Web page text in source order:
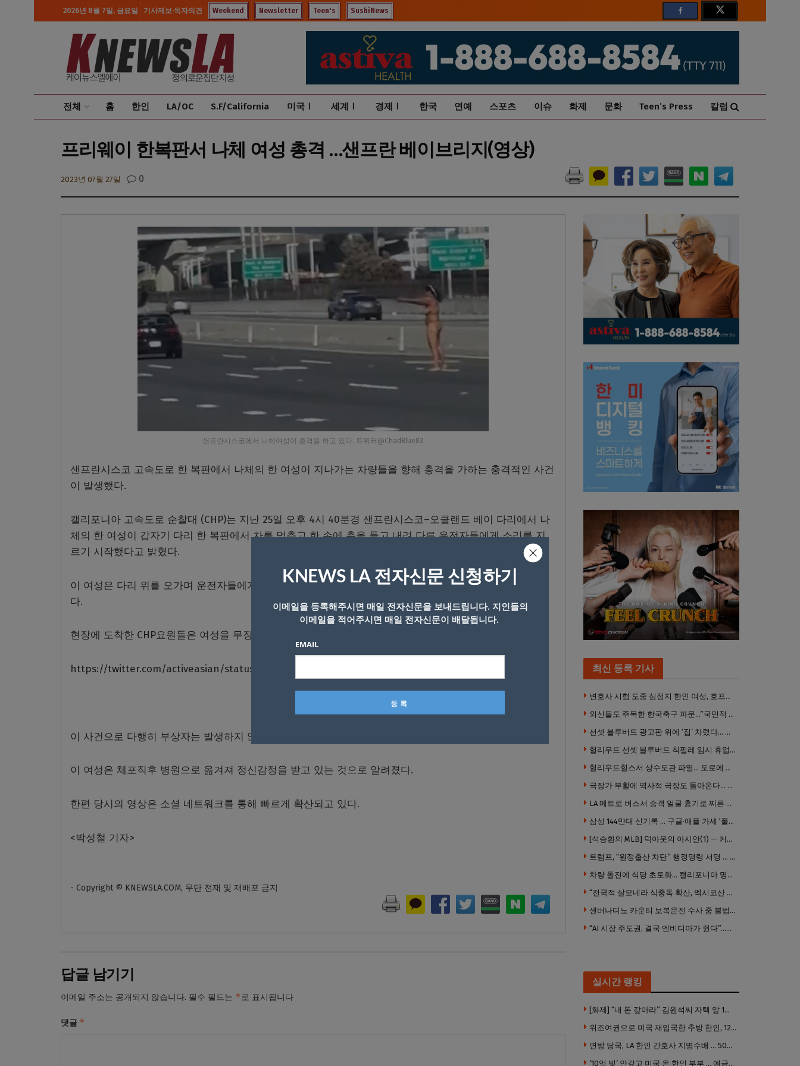
2026년 8월 7일, 금요일 기사제보·독자의견 Weekend Newsletter Teen's SushiNews
전체 홈 한인 LA/OC S.F/California 미국Ⅰ 세계Ⅰ 경제Ⅰ 한국 연예 스포츠 이슈 화제 문화 Teen’s Press 칼럼
프리웨이 한복판서 나체 여성 총격 …샌프란 베이브리지(영상)
2023년 07월 27일 0
샌프란시스코에서 나체여성이 총격을 하고 있다. 트위터@ChadBlue83
샌프란시스코 고속도로 한 복판에서 나체의 한 여성이 지나가는 차량들을 향해 총격을 가하는 충격적인 사건
이 발생했다.
캘리포니아 고속도로 순찰대 (CHP)는 지난 25일 오후 4시 40분경 샌프란시스코–오클랜드 베이 다리에서 나
체의 한 여성이 갑자기 다리 한 복판에서 차를 멈추고 한 손에 총을 들고 내려 다른 운전자들에게 소리를 지
르기 시작했다고 밝혔다.
이 여성은 다리 위를 오가며 운전자들에게 소리를 지르고 실제로 몇몇 차량을 항해서는 총을 발사하기도 했
다.
현장에 도착한 CHP요원들은 여성을 무장해제 시키고 체포했다
https://twitter.com/activeasian/status/1684230018120183808?s=20
이 사건으로 다행히 부상자는 발생하지 않았지만 이 지역에 심각한 교통체증과 대 혼란이 이어졌다
이 여성은 체포직후 병원으로 옮겨져 정신감정을 받고 있는 것으로 알려졌다.
한편 당시의 영상은 소셜 네트워크를 통해 빠르게 확산되고 있다.
<박성철 기자>
- Copyright © KNEWSLA.COM, 무단 전재 및 재배포 금지
답글 남기기
이메일 주소는 공개되지 않습니다. 필수 필드는 *로 표시됩니다
댓글 *
최신 등록 기사
변호사 시험 도중 심정지 한인 여성, 호프스트라대 상대 소송
외신들도 주목한 한국축구 파문…”국민적 공분에 수사 재개”
선셋 블루버드 광고판 위에 ‘집’ 차렸다… 넷플릭스 영화 홍보 이색 퍼포먼스
헐리우드 선셋 블루버드 칙필레 임시 휴업… 공사장 담장은 낙서로 뒤덮여
헐리우드힐스서 상수도관 파열… 도로에 물 쏟아져 주민 약 100명 피해
극장가 부활에 역사적 극장도 돌아온다… 웨스트우드 ‘브루인 극장’ 10월 재개장 추진
LA 메트로 버스서 승객 얼굴 흉기로 찌른 증오범죄 피고인, 종신형에 징역 7년 추가 선고
삼성 144만대 신기록 … 구글·애플 가세 ‘폴더블 대전’ 열린다
[석승환의 MLB] 덕아웃의 아시안(1) — 커트 스즈키가 우리에게 묻는 것
트럼프, “원정출산 차단” 행정명령 서명 … 외국 공무원 자녀도 시민권 안준다
차량 돌진에 식당 초토화… 캘리포니아 명물 버거집 “다시 일어설 수 있도록 도와주세요”
“전국적 살모네라 식중독 확산, 멕시코산 할라피뇨”– CDC
샌버나디노 카운티 보복운전 수사 중 불법 총기 20정·탄약 2만 발 압수
“AI 시장 주도권, 결국 엔비디아가 쥔다”…모건스탠리 장담
실시간 랭킹
[화제] “내 돈 갚아라” 김원석씨 자택 앞 1인 광대 시위 … 한인 투자사, “108만 달러 못받아”
위조여권으로 미국 재입국한 추방 한인, 120만 달러 은행 사기 행각
연방 당국, LA 한인 간호사 지명수배 … 500만 달러 메디캐어 사기, 선고 직전 한국 도주
’10억 빚’ 안갚고 미국 온 한인 부부 … 예금보험공사, 미국서 소송
KNEWS LA 전자신문 신청하기
이메일을 등록해주시면 매일 전자신문을 보내드립니다. 지인들의
이메일을 적어주시면 매일 전자신문이 배달됩니다.
EMAIL